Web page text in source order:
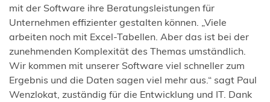
mit der Software ihre Beratungsleistungen für
Unternehmen effizienter gestalten können. „Viele
arbeiten noch mit Excel-Tabellen. Aber das ist bei der
zunehmenden Komplexität des Themas umständlich.
Wir kommen mit unserer Software viel schneller zum
Ergebnis und die Daten sagen viel mehr aus.“ sagt Paul
Wenzlokat, zuständig für die Entwicklung und IT. Dank